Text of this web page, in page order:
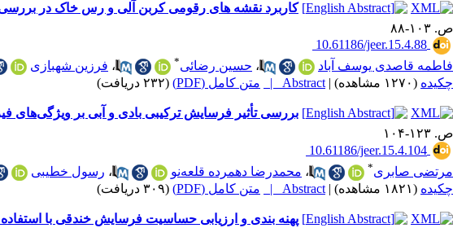
کاربرد نقشه های رقومی کربن آلی و رس خاک در بررسی
ص. ۱۰۳-۸۸
‎ 10.61186/jeer.15.4.88
فاطمه قاصدی یوسف آباد
، حسین رضائی* ، فرزین شهبازی
چکیده (۱۲۷۰ مشاهده) |
Abstract | متن کامل (PDF) (۲۳۲ دریافت)
بررسی تأثیر فرسایش ترکیبی بادی و آبی بر ویژگی‌های
ص. ۱۲۳-۱۰۴
‎ 10.61186/jeer.15.4.104
مرتضی صابری* ، محمدرضا دهمرده قلعه‌نو ، رسول خطیبی
چکیده (۱۸۲۱ مشاهده) |
Abstract | متن کامل (PDF) (۳۰۹ دریافت)
پهنه بندی و ارزیابی حساسیت فرسایش خندقی با استفاده